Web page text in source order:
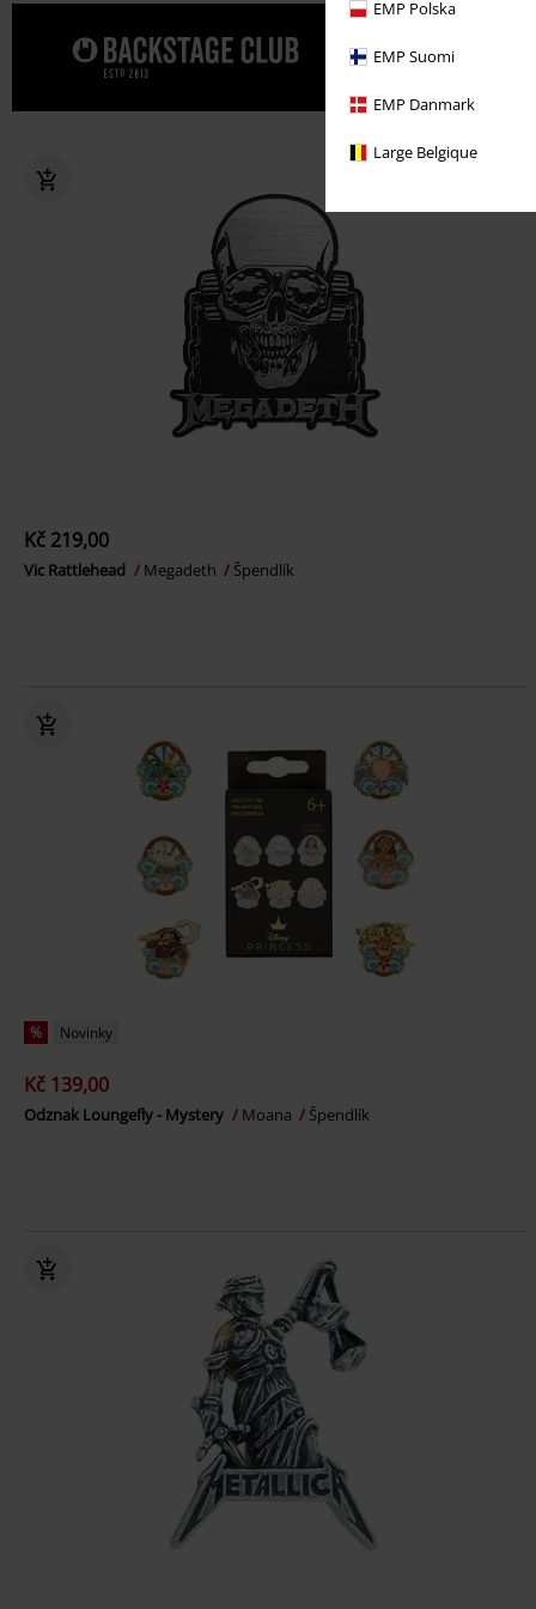
EMP Polska
EMP Suomi
EMP Danmark
Large Belgique
Dopřejte si
Kč 219,00
Vic Rattlehead Megadeth Špendlík
% Novinky
Kč 139,00
Odznak Loungefly - Mystery Moana Špendlík